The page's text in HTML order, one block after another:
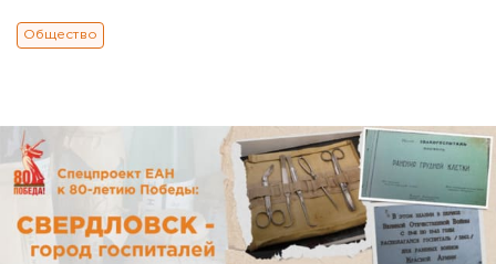
Общество